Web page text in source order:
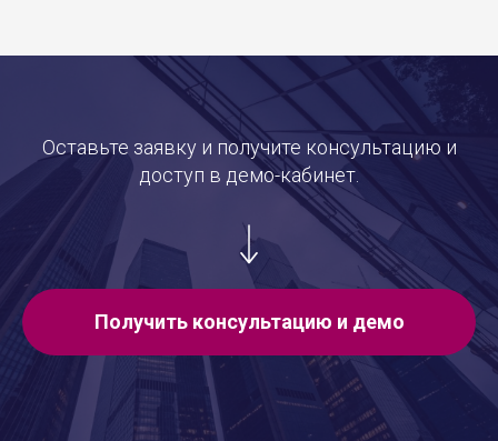
Оставьте заявку и получите консультацию и
доступ в демо-кабинет.
Получить консультацию и демо